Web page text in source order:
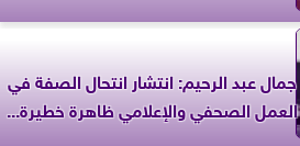
جمال عبد الرحيم: انتشار انتحال الصفة في
العمل الصحفي والإعلامي ظاهرة خطيرة...